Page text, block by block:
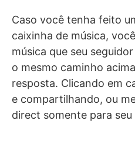
Caso você tenha feito
caixinha de música,
música que seu
o mesmo caminho
resposta. Clicando em
e compartilhando, ou
direct somente para seu